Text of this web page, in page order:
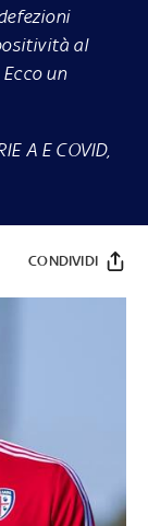
al
un
A E COVID,
CONDIVIDI